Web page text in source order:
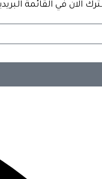
الان في القائمة